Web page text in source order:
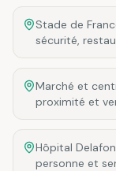
Stade de
sécurité,
Marché et
proximité et
Hôpital
personne et